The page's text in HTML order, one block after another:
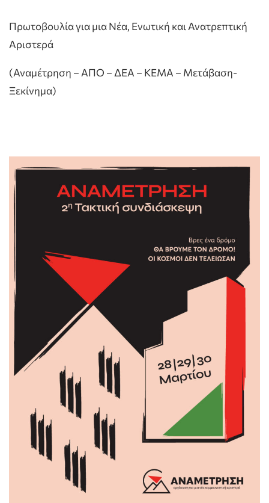
Πρωτοβουλία για μια Νέα, Ενωτική και Ανατρεπτική
Αριστερά
(Αναμέτρηση – ΑΠΟ – ΔΕΑ – ΚΕΜΑ – Μετάβαση-
Ξεκίνημα)